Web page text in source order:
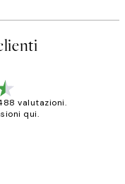
valutazioni.
qui.